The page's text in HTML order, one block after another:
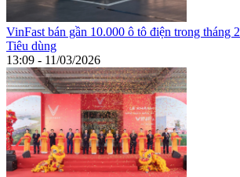
VinFast bán gần 10.000 ô tô điện trong tháng 2
Tiêu dùng
13:09 - 11/03/2026